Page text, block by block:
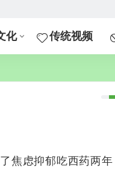
化 传统视频
焦虑抑郁吃西药两年